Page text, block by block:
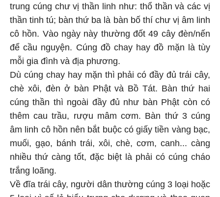
trung cúng chư vị thần linh như: thổ thần và các vị
thần tinh tú; bàn thứ ba là bàn bố thí chư vị âm linh
cô hồn. Vào ngày này thường đốt 49 cây đèn/nến
để cầu nguyện. Cúng đồ chay hay đồ mặn là tùy
mỗi gia đình và địa phương.
Dù cúng chay hay mặn thì phải có đầy đủ trái cây,
chè xôi, đèn ở bàn Phật và Bồ Tát. Bàn thứ hai
cúng thần thì ngoài đầy đủ như bàn Phật còn có
thêm cau trầu, rượu mâm cơm. Bàn thứ 3 cúng
âm linh cô hồn nên bắt buộc có giấy tiền vàng bạc,
muối, gạo, bánh trái, xôi, chè, cơm, canh... càng
nhiều thứ càng tốt, đặc biệt là phải có cúng cháo
trắng loãng.
Về đĩa trái cây, người dân thường cúng 3 loại hoặc